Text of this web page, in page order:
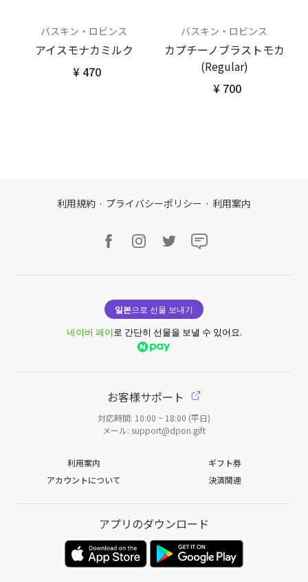
バスキン・ロビンス
アイスモナカミルク
¥ 470
バスキン・ロビンス
カプチーノブラストモカ
(Regular)
¥ 700
利用規約 · プライバシーポリシー · 利用案内
일본으로 선물 보내기
네이버 페이로 간단히 선물을 보낼 수 있어요.
お客様サポート
対応時間: 10:00 ~ 18:00 (平日)
メール: support@dpon.gift
利用案内
ギフト券
アカウントについて
決済関連
アプリのダウンロード